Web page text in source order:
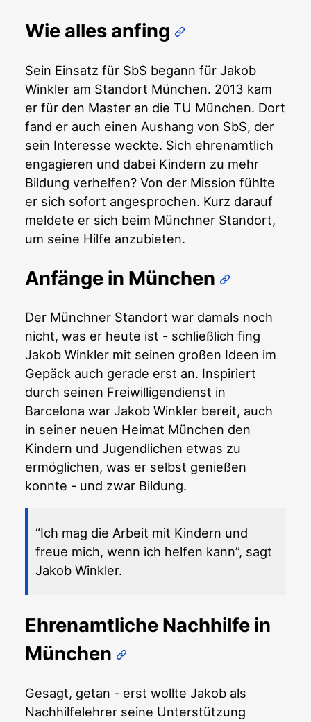
Wie alles anfing
Sein Einsatz für SbS begann für Jakob
Winkler am Standort München. 2013 kam
er für den Master an die TU München. Dort
fand er auch einen Aushang von SbS, der
sein Interesse weckte. Sich ehrenamtlich
engagieren und dabei Kindern zu mehr
Bildung verhelfen? Von der Mission fühlte
er sich sofort angesprochen. Kurz darauf
meldete er sich beim Münchner Standort,
um seine Hilfe anzubieten.
Anfänge in München
Der Münchner Standort war damals noch
nicht, was er heute ist - schließlich fing
Jakob Winkler mit seinen großen Ideen im
Gepäck auch gerade erst an. Inspiriert
durch seinen Freiwilligendienst in
Barcelona war Jakob Winkler bereit, auch
in seiner neuen Heimat München den
Kindern und Jugendlichen etwas zu
ermöglichen, was er selbst genießen
konnte - und zwar Bildung.
“Ich mag die Arbeit mit Kindern und
freue mich, wenn ich helfen kann”, sagt
Jakob Winkler.
Ehrenamtliche Nachhilfe in
München
Gesagt, getan - erst wollte Jakob als
Nachhilfelehrer seine Unterstützung